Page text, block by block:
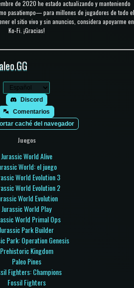
de 2020 he estado actualizando y manteniendo
pasatiempo— para millones de jugadores de todo el
el sitio vivo y sin anuncios, considera apoyarme en
Ko-Fi. ¡Gracias!
Discord
Comentarios
caché del navegador
Juegos
Jurassic World Alive
World: el juego
World Evolution 3
World Evolution 2
World Evolution
Jurassic World Play
World Primal Ops
Jurassic Park Builder
Park: Operation Genesis
Prehistoric Kingdom
Paleo Pines
Fighters: Champions
Fossil Fighters